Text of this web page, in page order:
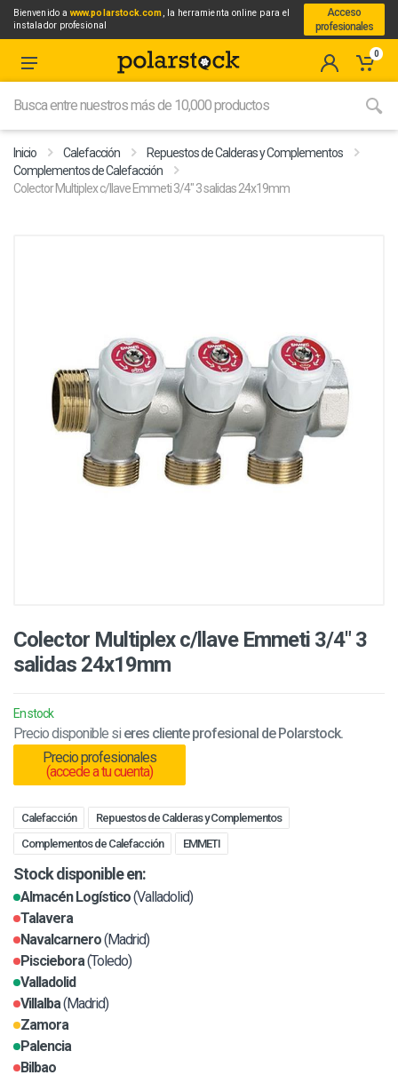
Bienvenido awww.polarstock.com, la herramienta online para el
instalador profesional
Acceso
profesionales
0
Inicio Calefacción
Repuestos de Calderas y Complementos
Complementos de Calefacción
Colector Multiplex c/llave Emmeti 3/4" 3 salidas 24x19mm
Colector Multiplex c/llave Emmeti 3/4" 3
salidas 24x19mm
En stock
Precio disponible si eres cliente profesional de Polarstock.
Precio profesionales
(accede a tu cuenta)
Calefacción
Repuestos de Calderas y Complementos
Complementos de Calefacción
EMMETI
Stock disponible en:
Almacén Logístico(Valladolid)
Talavera
Navalcarnero(Madrid)
Pisciebora(Toledo)
Valladolid
Villalba(Madrid)
Zamora
Palencia
Bilbao